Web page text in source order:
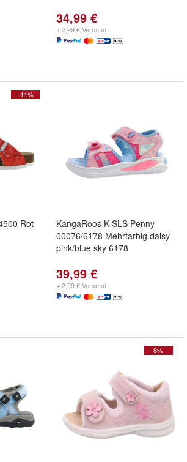
34,99 €
+ 2,99 € Versand
- 11%
Rot
KangaRoos K-SLS Penny
00076/6178 Mehrfarbig daisy
pink/blue sky 6178
39,99 €
+ 2,99 € Versand
- 8%